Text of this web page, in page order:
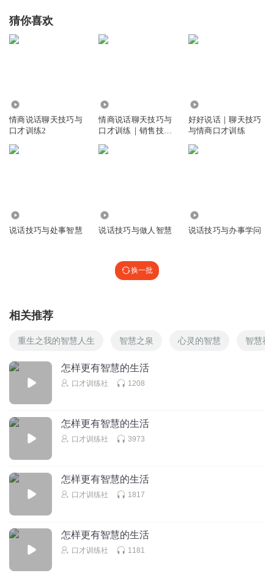
猜你喜欢
情商说话聊天技巧与
口才训练2
情商说话聊天技巧与
口才训练｜销售技巧
好好说话｜聊天技巧
与情商口才训练
说话技巧与处事智慧 说话技巧与做人智慧 说话技巧与办事学问
换一批
相关推荐
重生之我的智慧人生 智慧之泉 心灵的智慧 智慧神
怎样更有智慧的生活
口才训练社 1208
怎样更有智慧的生活
口才训练社 3973
怎样更有智慧的生活
口才训练社 1817
怎样更有智慧的生活
口才训练社 1181